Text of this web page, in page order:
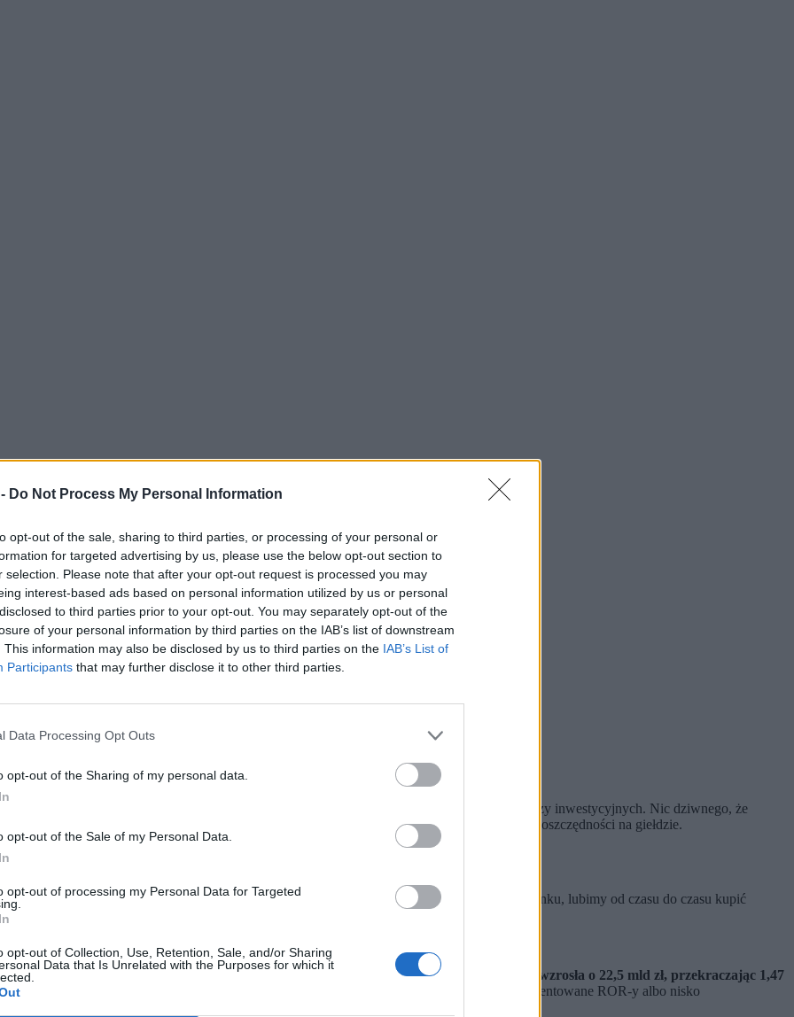
Do Not Process My Personal Information
opt-out of the sale, sharing to third parties, or processing of your personal or
for targeted advertising by us, please use the below opt-out section to
selection. Please note that after your opt-out request is processed you may
interest-based ads based on personal information utilized by us or personal
to third parties prior to your opt-out. You may separately opt-out of the
of your personal information by third parties on the IAB’s list of downstream
This information may also be disclosed by us to third parties on the IAB’s List of
Participants that may further disclose it to other third parties.
Data Processing Opt Outs
opt-out of the Sharing of my personal data.
opt-out of the Sale of my Personal Data.
opt-out of processing my Personal Data for Targeted
opt-out of Collection, Use, Retention, Sale, and/or Sharing
Data that Is Unrelated with the Purposes for which it
kapitałowego. Zanim wszedł do świata wielkiej polityki, pracował w towarzystwach funduszy inwestycyjnych. Nic dziwnego, że
budzi u niego pobłażliwy uśmiech.
Najlepiej – mówi Andrzej Domański – inwestować oszczędności na giełdzie.
obrzydzić
„najbezpieczniejsze”, produkty oszczędnościowe.
Lubimy to swoje konto w banku, lubimy od czasu do czasu kupić
mają do tego prawo).
2026 r. wartość depozytów i innych zobowiązań w sektorze gospodarstw domowych wzrosła o 22,5 mld zł, przekraczając 1,47
półtorabilionową sumę składają się depozyty terminowe (lokaty) i bieżące (głównie nieoprocentowane ROR-y albo nisko